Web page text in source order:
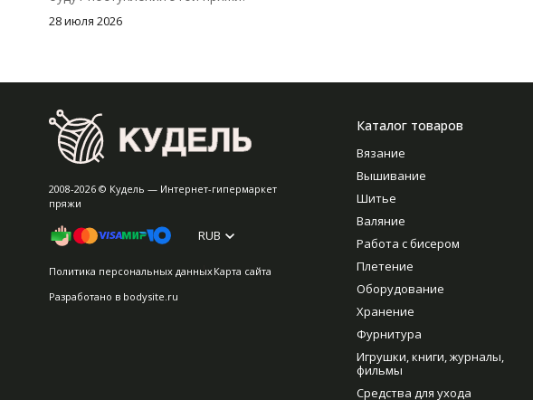
28 июля 2026
2008-2026 © Кудель — Интернет-гипермаркет
пряжи
RUB
Политика персональных данныхКарта сайта
Разработано в bodysite.ru
Каталог товаров
Вязание
Вышивание
Шитье
Валяние
Работа с бисером
Плетение
Оборудование
Хранение
Фурнитура
Игрушки, книги, журналы,
фильмы
Средства для ухода